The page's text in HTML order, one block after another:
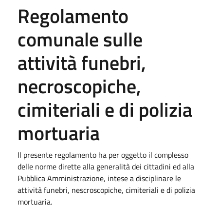
Regolamento
comunale sulle
attività funebri,
necroscopiche,
cimiteriali e di polizia
mortuaria
Il presente regolamento ha per oggetto il complesso
delle norme dirette alla generalità dei cittadini ed alla
Pubblica Amministrazione, intese a disciplinare le
attività funebri, nescroscopiche, cimiteriali e di polizia
mortuaria.